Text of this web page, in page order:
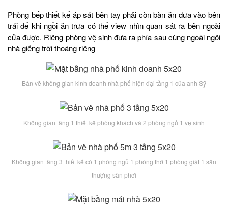
Phòng bếp thiết kế áp sát bên tay phải còn bàn ăn đưa vào bên
trái để khi ngồi ăn trưa có thể view nhìn quan sát ra bên ngoài
cửa được. Riêng phòng vệ sinh đưa ra phía sau cùng ngoài ngôi
nhà giếng trời thoáng riêng
Bản vẽ không gian kinh doanh nhà phố hiện đại tầng 1 của anh Sỹ
Không gian tầng 1 thiết kê phòng khách và 2 phòng ngủ 1 vệ sinh
Không gian tầng 3 thiết kế có 1 phòng ngủ 1 phòng thờ 1 phòng giặt 1 sân
thượng sân phơi